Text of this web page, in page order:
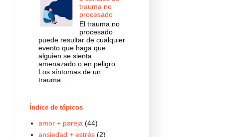
trauma no
procesado
El trauma no
procesado
puede resultar de cualquier
evento que haga que
alguien se sienta
amenazado o en peligro.
Los síntomas de un
trauma...
Índice de tópicos
amor + pareja (44)
ansiedad + estrés (2)